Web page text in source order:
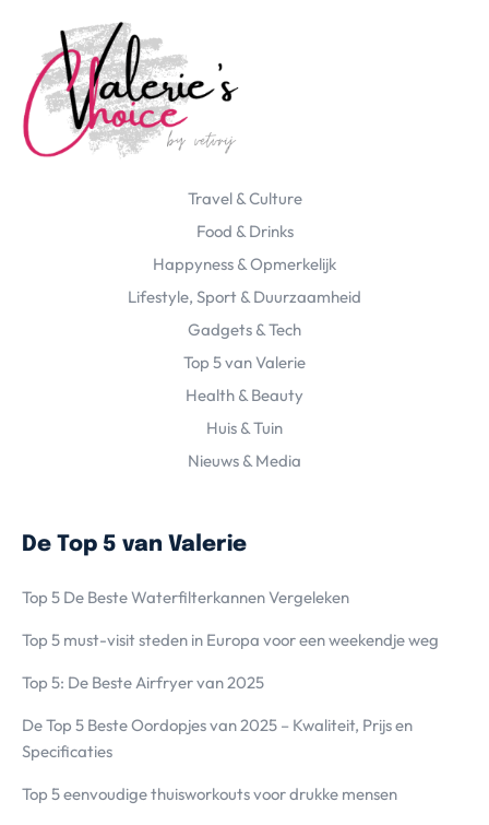
Travel & Culture
Food & Drinks
Happyness & Opmerkelijk
Lifestyle, Sport & Duurzaamheid
Gadgets & Tech
Top 5 van Valerie
Health & Beauty
Huis & Tuin
Nieuws & Media
De Top 5 van Valerie
Top 5 De Beste Waterfilterkannen Vergeleken
Top 5 must-visit steden in Europa voor een weekendje weg
Top 5: De Beste Airfryer van 2025
De Top 5 Beste Oordopjes van 2025 – Kwaliteit, Prijs en
Specificaties
Top 5 eenvoudige thuisworkouts voor drukke mensen